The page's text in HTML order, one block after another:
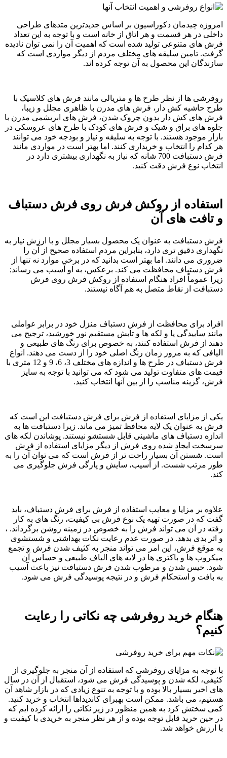
امروزه چیدمان دکوراسیون بر اساس جدیدترین متدهای طراحی
داخلی در هر قسمت و هر اتاق از خانه است و با توجه به این تعداد
فرش های متنوعی تولید شده است که اهمیت آن را نمی توان نادیده
گرفت. تامین سلیقه های مختلف مردم از دیگر مواردی است که
سازندگان این محصول به آن توجه کرده اند.
روفرشی ها از نظر طرح ها و متریالی مانند فرش های کلاسیک با
طرح حاشیه کش دار، فرش های مدرن با ظاهری مجلل و زیبا،
فرش های کش دار بدون چروک شدن، فرش های ابریشمی مدرن با
جلوه های براق و شیک و فرش های کودک با طرح های عروسکی در
بازار موجود هستند. با توجه به سلیقه و نیاز و بودجه خود می توانند
هر کدام را انتخاب و خریداری کنند. اما بهتر است در مواردی مانند
فرش دستبافت 700 شانه که نیاز به نگهداری بیشتری دارد در
انتخاب نوع فرش دقت کنید.
استفاده از روکش فرش روی فرش دستباف
و تافت های آن
فرش دستبافت به عنوان یک محصول بسیار مجلل و با ارزش نیاز به
نگهداری دقیق تری دارد، بنابراین مردم استفاده صحیح از آن را
ضروری می دانند. اما بهتر است بدانید که در برخی موارد نه تنها از
فرش دستباف محافظت می کند. برعکس، به او آسیب می رساند;
زیرا عموماً افراد هنگام استفاده از روکش فرش روی فرش
دستبافت از نقاط متصل به هم آگاه نیستند.
افراد برای محافظت از فرش دستباف منزل خود در برابر عواملی
مانند ساییدگی پا و لکه ها و تابش مستقیم نور خورشید، ترجیح می
دهند از فرش استفاده کنند، به خصوص برای رنگ های طبیعی و
الیافی که به مرور زمان رنگ اصلی خود را از دست می دهند. انواع
فرش دستباف در طرح ها و اندازه های مختلف 3، 6، 9 و 12 متری با
قیمت های متفاوت تولید می شود که می توانید با توجه به سایز
فرش، گزینه مناسب را از بین آنها انتخاب کنید.
یکی از مزایای استفاده از فرش برای فرش دستبافت این است که
فرش به عنوان یک لایه محافظ تمیز می ماند. زیرا دستبافت ها به
اندازه دستباف های ماشینی قابل شستشو نیستند. پوشاندن لکه های
سرسخت ایجاد شده روی فرش از دیگر مزایای استفاده از فرش
است. شستن آن بسیار راحت تر از فرش است که می توان آن را به
طور مرتب شست. از آسیب، سایش و پارگی فرش جلوگیری می
کند.
علاوه بر مزایا و معایب استفاده از فرش برای فرش دستباف، باید
گفت که در صورت تهیه یک نوع فرش بی کیفیت، رنگ های به کار
رفته در آن می تواند فرش را به خصوص در زمینه روشن برگرداند. ،
و اثر بدی بدهد. در صورت عدم رعایت نکات بهداشتی و شستشوی
به موقع فرش، این امر می تواند منجر به کثیف شدن فرش و تجمع
میکروب ها و باکتری ها در لایه های الیاف طبیعی و حساس آن
شود. خیس شدن و مرطوب شدن فرش دستبافت نیز باعث آسیب
به بافت و استحکام فرش و در نتیجه پوسیدگی فرش می شود.
هنگام خرید روفرشی چه نکاتی را رعایت
کنیم؟
با توجه به مزایای روفرشی که استفاده از آن منجر به جلوگیری از
کثیفی، لکه شدن و پوسیدگی فرش می شود، استقبال از آن در سال
های اخیر بسیار بالا بوده و با توجه به تنوع زیادی که در بازار شاهد آن
هستیم، می باشد. ممکن است بهبرای کاندیداها انتخاب و خرید کنید.
کمی سختش کرد به همین منظور در زیر نکاتی را ارائه کرده ایم که
در حین خرید قابل توجه بوده و از هر نظر منجر به خریدی با کیفیت و
با ارزش خواهد شد.